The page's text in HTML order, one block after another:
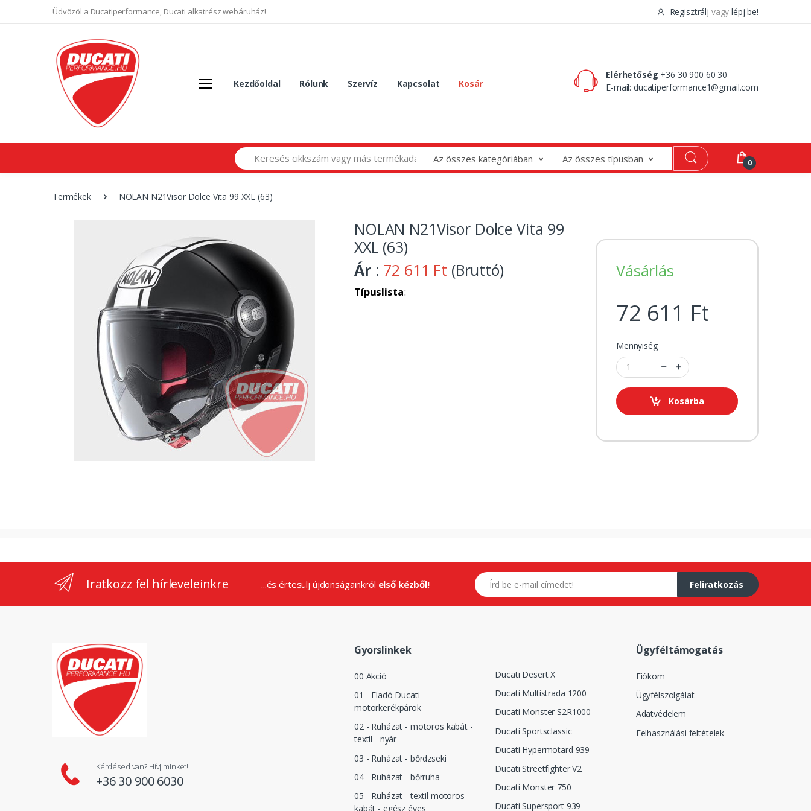
Üdvözöl a Ducatiperformance, Ducati alkatrész webáruház! Regisztrálj vagy lépj be!
Kezdőoldal Rólunk Szervíz Kapcsolat Kosár
Elérhetőség +36 30 900 60 30
E-mail:ducatiperformance1@gmail.com
Search
Az összes kategóriában Az összes típusban 0
Termékek NOLAN N21Visor Dolce Vita 99 XXL (63)
NOLAN N21Visor Dolce Vita 99
XXL (63)
Ár : 72 611 Ft (Bruttó)
Típuslista:
Vásárlás
72 611 Ft
Mennyiség
Kosárba
Iratkozz fel hírleveleinkre ...és értesülj újdonságainkról első kézből!
E-mail címed
Feliratkozás
Kérdésed van? Hívj minket!
+36 30 900 6030
Gyorslinkek
00 Akció
01 - Eladó Ducati
motorkerékpárok
02 - Ruházat - motoros kabát -
textil - nyár
03 - Ruházat - bőrdzseki
04 - Ruházat - bőrruha
05 - Ruházat - textil motoros
kabát - egész éves
Ducati Desert X
Ducati Multistrada 1200
Ducati Monster S2R1000
Ducati Sportsclassic
Ducati Hypermotard 939
Ducati Streetfighter V2
Ducati Monster 750
Ducati Supersport 939
Ügyféltámogatás
Fiókom
Ügyfélszolgálat
Adatvédelem
Felhasználási feltételek